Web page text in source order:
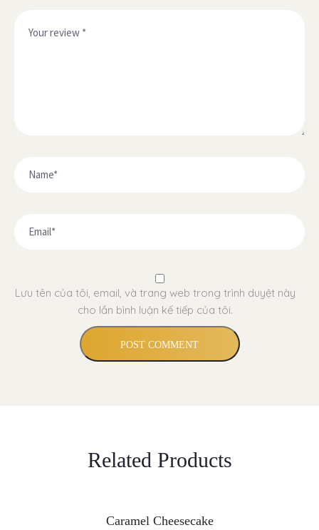
Lưu tên của tôi, email, và trang web trong trình duyệt này
cho lần bình luận kế tiếp của tôi.
Related Products
Caramel Cheesecake